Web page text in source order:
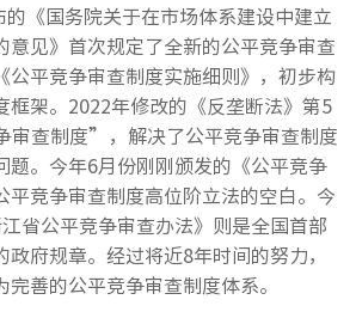
《国务院关于在市场体系建设中建立
意见》首次规定了全新的公平竞争审查
公平竞争审查制度实施细则》，初步构
框架。2022年修改的《反垄断法》第5
查制度”，解决了公平竞争审查制度
题。今年6月份刚刚颁发的《公平竞争
平竞争审查制度高位阶立法的空白。今
省公平竞争审查办法》则是全国首部
府规章。经过将近8年时间的努力，
善的公平竞争审查制度体系。